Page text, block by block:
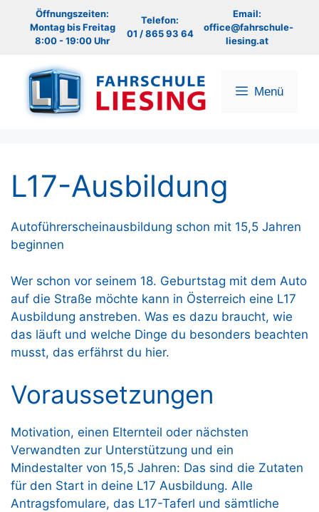
Inhalt
springen
Öffnungszeiten:
Montag bis Freitag
8:00 - 19:00 Uhr
Telefon:
01 / 865 93 64
Email:
office@fahrschule-
liesing.at
Menü
L17-Ausbildung
Autoführerscheinausbildung schon mit 15,5 Jahren
beginnen
Wer schon vor seinem 18. Geburtstag mit dem Auto
auf die Straße möchte kann in Österreich eine L17
Ausbildung anstreben. Was es dazu braucht, wie
das läuft und welche Dinge du besonders beachten
musst, das erfährst du hier.
Voraussetzungen
Motivation, einen Elternteil oder nächsten
Verwandten zur Unterstützung und ein
Mindestalter von 15,5 Jahren: Das sind die Zutaten
für den Start in deine L17 Ausbildung. Alle
Antragsfomulare, das L17-Taferl und sämtliche